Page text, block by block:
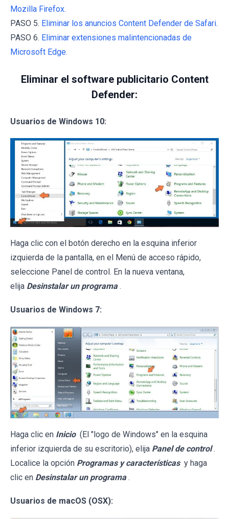
Mozilla Firefox.
PASO 5. Eliminar los anuncios Content Defender de Safari.
PASO 6. Eliminar extensiones malintencionadas de
Microsoft Edge.
Eliminar el software publicitario Content
Defender:
Usuarios de Windows 10:
Haga clic con el botón derecho en la esquina inferior
izquierda de la pantalla, en el Menú de acceso rápido,
seleccione Panel de control. En la nueva ventana,
elija Desinstalar un programa .
Usuarios de Windows 7:
Haga clic en Inicio (El "logo de Windows" en la esquina
inferior izquierda de su escritorio), elija Panel de control .
Localice la opción Programas y características y haga
clic en Desinstalar un programa .
Usuarios de macOS (OSX):